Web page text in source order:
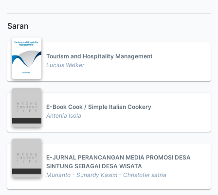
Saran
Tourism and Hospitality Management
Lucius Walker
E-Book Cook / Simple Italian Cookery
Antonia Isola
E-JURNAL PERANCANGAN MEDIA PROMOSI DESA
SINTUNG SEBAGAI DESA WISATA
Murianto - Sunardy Kasim - Christofer satria